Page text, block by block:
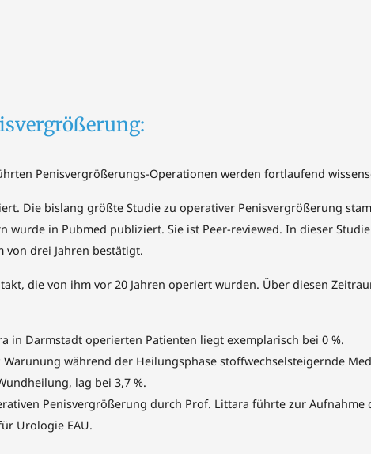
Penisvergrößerungs-Operationen werden fortlaufend
Die bislang größte Studie zu operativer Penisvergrößerung
wurde in Pubmed publiziert. Sie ist Peer-reviewed. In dieser
drei Jahren bestätigt.
die von ihm vor 20 Jahren operiert wurden. Über diesen
in Darmstadt operierten Patienten liegt exemplarisch bei 0 %.
während der Heilungsphase stoffwechselsteigernde
lag bei 3,7 %.
Penisvergrößerung durch Prof. Littara führte zur
Urologie EAU.